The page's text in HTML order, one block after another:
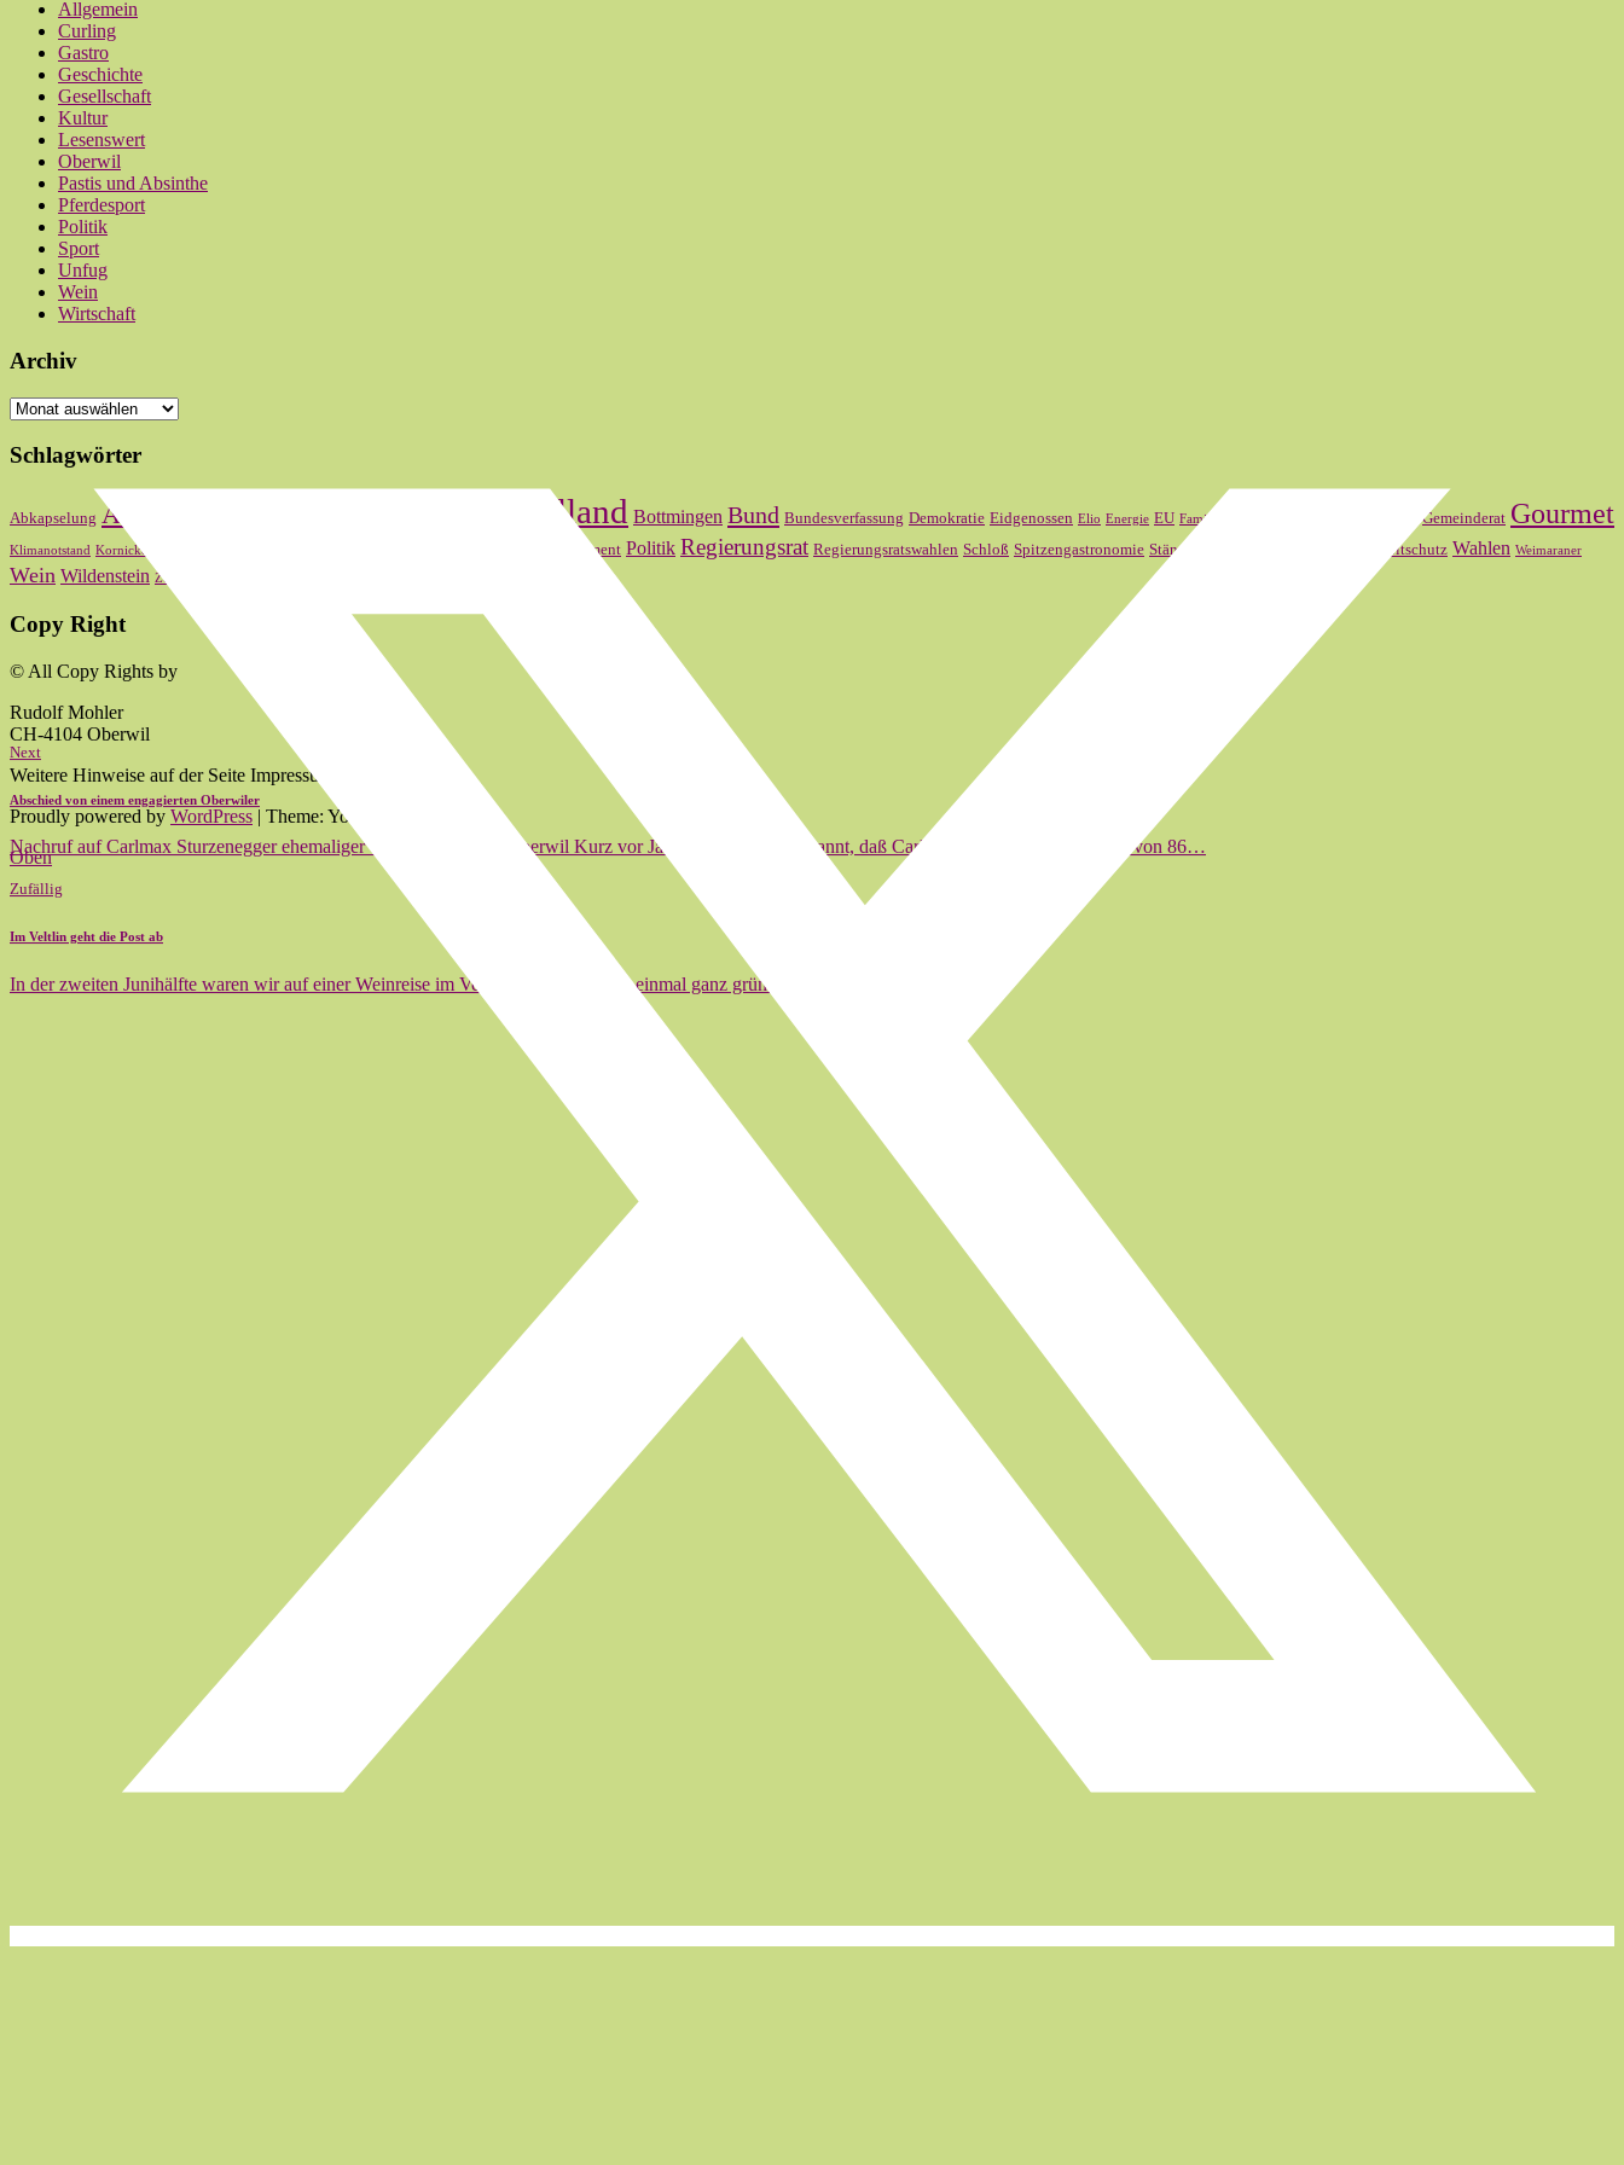
Allgemein
Curling
Gastro
Geschichte
Gesellschaft
Kultur
Lesenswert
Oberwil
Pastis und Absinthe
Pferdesport
Politik
Sport
Unfug
Wein
Wirtschaft
Archiv
Archiv
Schlagwörter
Abkapselung Abstimmung Baselland Bottmingen Bund Bundesverfassung Demokratie Eidgenossen Elio Energie EU Familienmitglied Gemeinderat Gourmet
Klimanotstand Kornicker Parlament Politik Regierungsrat Regierungsratswahlen Schloß Spitzengastronomie Ständerat Umweltschutz Wahlen Weimaraner
Wein Wildenstein Zum 2020
Copy Right
© All Copy Rights by
Rudolf Mohler
CH-4104 Oberwil
Weitere Hinweise auf der Seite Impressum.
Proudly powered by WordPress | Theme: Yoko von
Oben
Next
Abschied von einem engagierten Oberwiler
Nachruf auf Carlmax Sturzenegger ehemaliger Gemeinderat von Oberwil Kurz vor Jahresende wurde bekannt, daß Carlmax Sturzenegger im Alter von 86…
Zufällig
Im Veltlin geht die Post ab
In der zweiten Junihälfte waren wir auf einer Weinreise im Veltlin und setzten uns einmal ganz gründlich mit den Entwicklungen…